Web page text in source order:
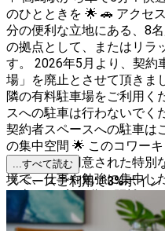
のひとときを 🌟 🚗 アクセ
分の便利な立地にある、8
の拠点として、またはリラ
す。 2026年5月より、契約車両増加に伴い、「無料駐車
場」を廃止とさせて頂きま
隣の有料駐車場をご利用くださいませ。
スへの駐車は行わないでく
契約者スペースへの駐車はご遠慮願
の集中空間 🌟 このコワーキングスペース(K-4)は、あなたの
ためだけに用意された特別
境で、仕事や勉強に集中し
ら車でわずか5分の距離に
屋は扉付き「半個室」です
...すべて読む
スペースご利用で3%ポイン